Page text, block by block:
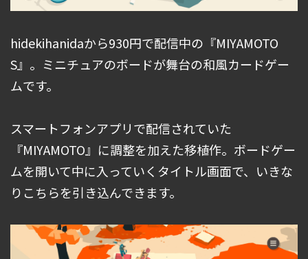
hidekihanidaから930円で配信中の『MIYAMOTO
S』。ミニチュアのボードが舞台の和風カードゲー
ムです。
スマートフォンアプリで配信されていた
『MIYAMOTO』に調整を加えた移植作。ボードゲー
ムを開いて中に入っていくタイトル画面で、いきな
りこちらを引き込んできます。